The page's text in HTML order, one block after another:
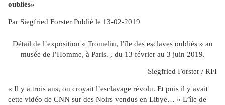
oubliés»
Par Siegfried Forster Publié le 13-02-2019
Détail de l’exposition « Tromelin, l’île des esclaves oubliés » au
musée de l’Homme, à Paris. , du 13 février au 3 juin 2019.
Siegfried Forster / RFI
« Il y a trois ans, on croyait l’esclavage révolu. Et puis il y avait
cette vidéo de CNN sur des Noirs vendus en Libye… » L’île de